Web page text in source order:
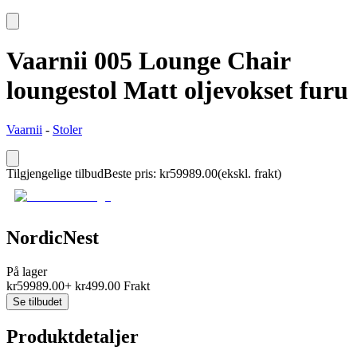
Vaarnii 005 Lounge Chair
loungestol Matt oljevokset furu
Vaarnii - Stoler
Tilgjengelige tilbudBeste pris: kr59989.00(ekskl. frakt)
NordicNest
På lager
kr59989.00+ kr499.00 Frakt
Se tilbudet
Produktdetaljer